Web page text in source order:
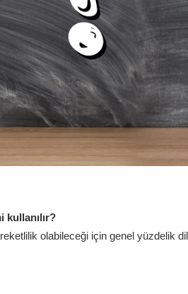
olabileceği için genel yüzdelik